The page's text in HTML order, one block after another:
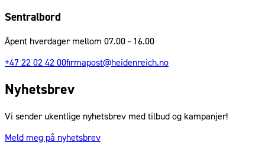
Sentralbord
Åpent hverdager mellom 07.00 - 16.00
+47 22 02 42 00firmapost@heidenreich.no
Nyhetsbrev
Vi sender ukentlige nyhetsbrev med tilbud og kampanjer!
Meld meg på nyhetsbrev